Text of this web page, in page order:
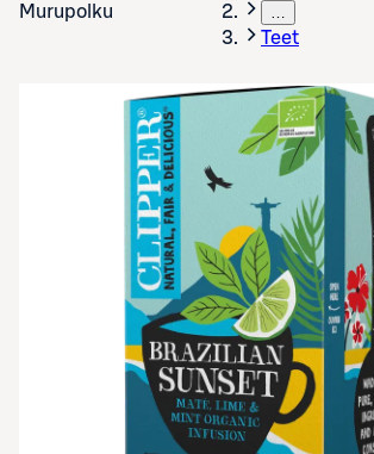
Murupolku …
Teet
Avaa tuotekuva suurennettuna